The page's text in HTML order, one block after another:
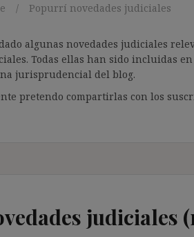
Popurrí novedades judiciales
algunas novedades judiciales
Todas ellas han sido incluidas
jurisprudencial del blog.
pretendo compartirlas con los
judiciales